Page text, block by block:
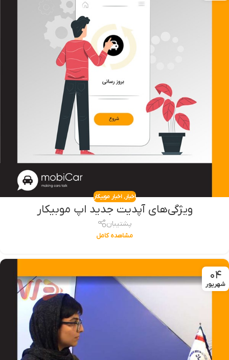
اخبار,اخبار موبیکار
ویژگی‌های آپدیت جدید اپ موبیکار
پشتیبان
مشاهده کامل
۰۴
شهریور